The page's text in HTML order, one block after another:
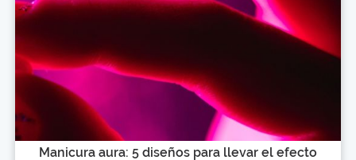
Manicura aura: 5 diseños para llevar el efecto